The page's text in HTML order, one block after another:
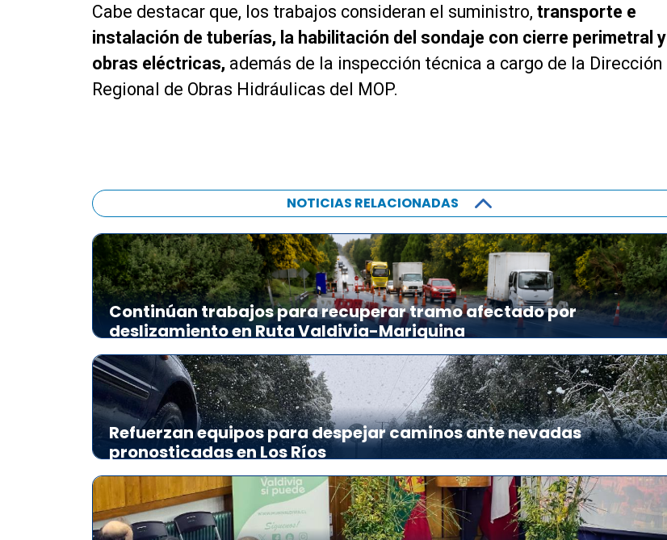
Cabe destacar que, los trabajos consideran el suministro, transporte e
instalación de tuberías, la habilitación del sondaje con cierre perimetral y
obras eléctricas, además de la inspección técnica a cargo de la Dirección
Regional de Obras Hidráulicas del MOP.
NOTICIAS RELACIONADAS
Continúan trabajos para recuperar tramo afectado por
deslizamiento en Ruta Valdivia-Mariquina
Refuerzan equipos para despejar caminos ante nevadas
pronosticadas en Los Ríos